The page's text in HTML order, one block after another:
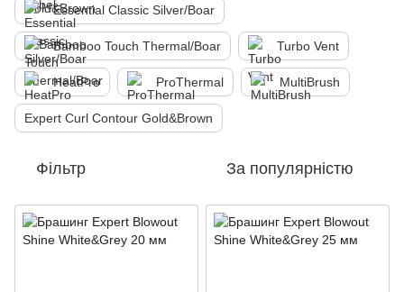
Essential Classic Silver/Boar
Bamboo Touch Thermal/Boar Turbo Vent
HeatPro ProThermal MultiBrush
Expert Curl Contour Gold&Brown
Фільтр За популярністю